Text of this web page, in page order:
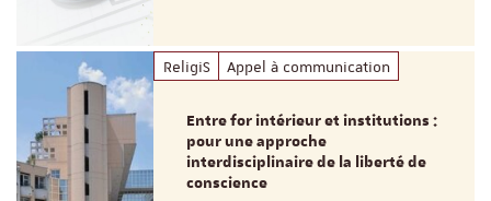
ReligiS Appel à communication
Entre for intérieur et institutions :
pour une approche
interdisciplinaire de la liberté de
conscience